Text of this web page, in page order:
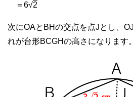
＝6√2
次にOAとBHの交点を点Jとし、
れが台形BCGHの高さになります。